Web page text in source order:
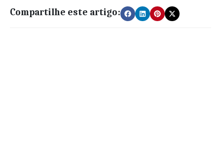
Compartilhe este artigo: